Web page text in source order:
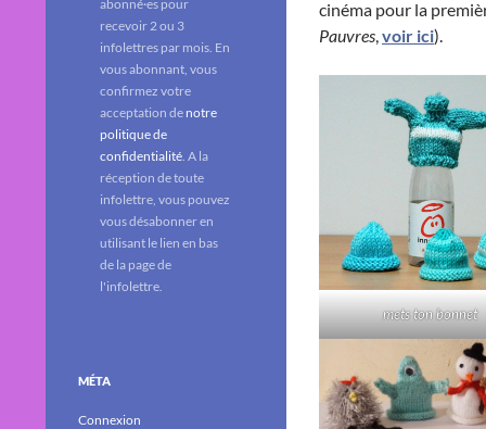
cinéma pour la
Pauvres,voir ici).
mets ton bonnet
abonné·es pour
recevoir 2 ou 3
infolettres par mois. En
vous abonnant, vous
confirmez votre
acceptation de notre
politique de
confidentialité. A la
réception de toute
infolettre, vous pouvez
vous désabonner en
utilisant le lien en bas
de la page de
l'infolettre.
MÉTA
Connexion